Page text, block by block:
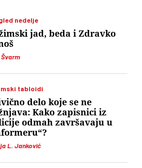
nedelje
jad, beda i Zdravko
tabloidi
L. Janković
delo koje se ne
Kako zapisnici iz
odmah završavaju u